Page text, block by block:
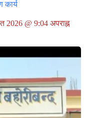
2026 @ 9:04 अपराह्न